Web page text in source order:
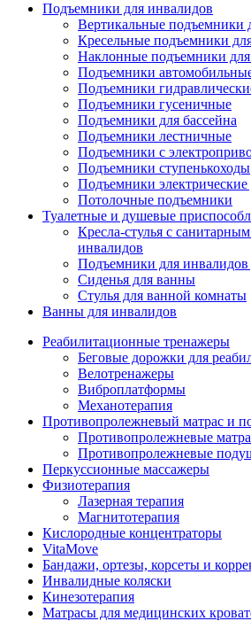
Подъемники для инвалидов
Вертикальные подъемники
Кресельные подъемники
Наклонные подъемники
Подъемники
Подъемники
Подъемники гусеничные
Подъемники для бассейна
Подъемники лестничные
Подъемники с
Подъемники ступенькоходы
Подъемники
Потолочные подъемники
Туалетные и душевые
Кресла-стулья с
инвалидов
Подъемники для
Сиденья для ванны
Стулья для ванной комнаты
Ванны для инвалидов
Реабилитационные тренажеры
Беговые дорожки для
Велотренажеры
Виброплатформы
Механотерапия
Противопролежневый матрас и
Противопролежневые
Противопролежневые
Перкуссионные массажеры
Физиотерапия
Лазерная терапия
Магнитотерапия
Кислородные концентраторы
VitaMove
Бандажи, ортезы, корсеты и
Инвалидные коляски
Кинезотерапия
Матрасы для медицинских